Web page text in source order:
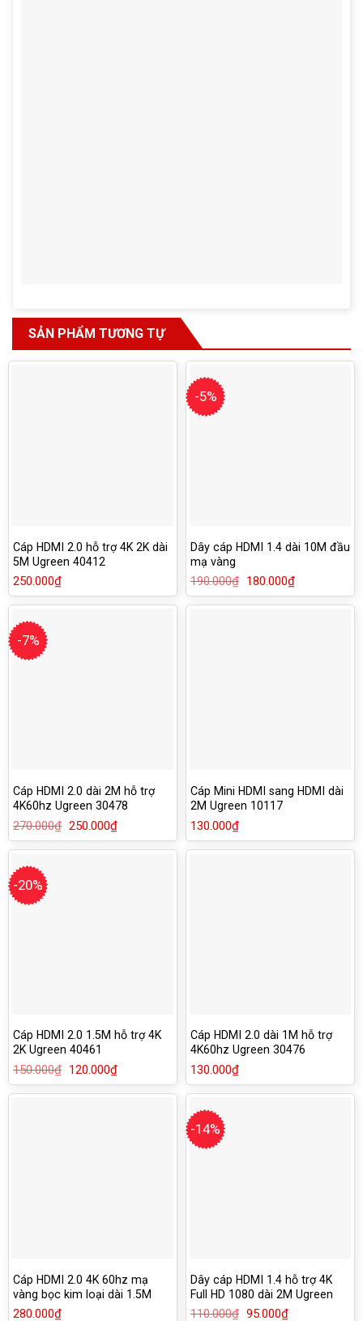
SẢN PHẨM TƯƠNG TỰ
Cáp HDMI 2.0 hỗ trợ 4K 2K dài
5M Ugreen 40412
250.000₫
-5%
Dây cáp HDMI 1.4 dài 10M đầu
mạ vàng
190.000₫
Giá
là:
180.000₫Giá
hiện
tại
-7%
Cáp HDMI 2.0 dài 2M hỗ trợ
4K60hz Ugreen 30478
270.000₫ Giá
là:
250.000₫Giá
hiện
tại
Cáp Mini HDMI sang HDMI dài
2M Ugreen 10117
130.000₫
-20%
Cáp HDMI 2.0 1.5M hỗ trợ 4K
2K Ugreen 40461
150.000₫
Giá
là:
120.000₫Giá
hiện
tại
Cáp HDMI 2.0 dài 1M hỗ trợ
4K60hz Ugreen 30476
130.000₫
Cáp HDMI 2.0 4K 60hz mạ
vàng bọc kim loại dài 1.5M
Ugreen 50107
280.000₫
-14%
Dây cáp HDMI 1.4 hỗ trợ 4K
Full HD 1080 dài 2M Ugreen
10107
110.000₫ Giá
95.000₫Giá